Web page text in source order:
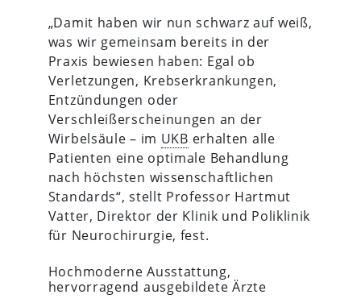
„Damit haben wir nun schwarz auf weiß,
was wir gemeinsam bereits in der
Praxis bewiesen haben: Egal ob
Verletzungen, Krebserkrankungen,
Entzündungen oder
Verschleißerscheinungen an der
Wirbelsäule – im UKB erhalten alle
Patienten eine optimale Behandlung
nach höchsten wissenschaftlichen
Standards“, stellt Professor Hartmut
Vatter, Direktor der Klinik und Poliklinik
für Neurochirurgie, fest.
Hochmoderne Ausstattung,
hervorragend ausgebildete Ärzte